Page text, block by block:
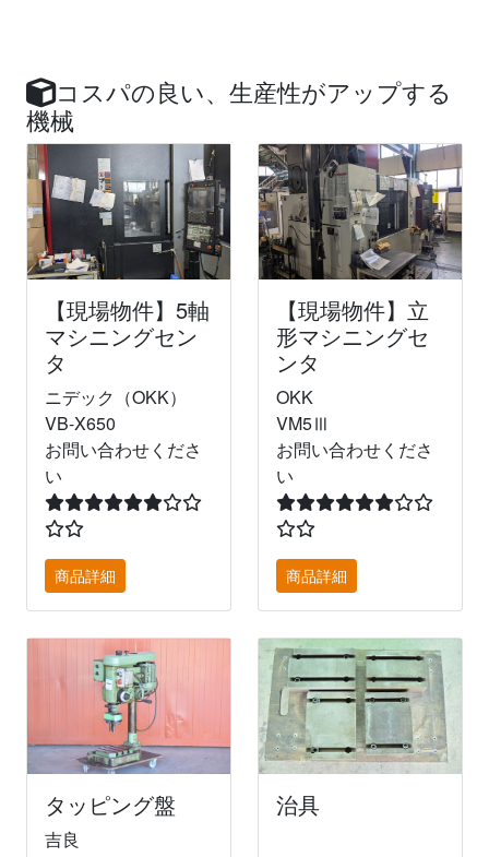
コスパの良い、生産性がアップする
機械
【現場物件】5軸
マシニングセン
タ
ニデック（OKK）
VB-X650
お問い合わせくださ
い
商品詳細
【現場物件】立
形マシニングセ
ンタ
OKK
VM5Ⅲ
お問い合わせくださ
い
商品詳細
タッピング盤
吉良
治具